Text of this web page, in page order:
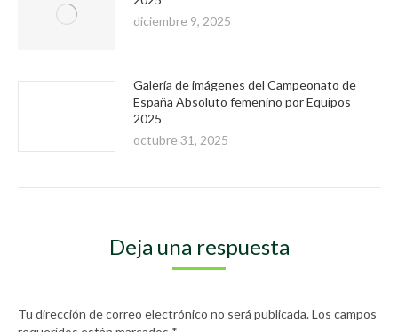
diciembre 9, 2025
Galería de imágenes del Campeonato de
España Absoluto femenino por Equipos
2025
octubre 31, 2025
Deja una respuesta
Tu dirección de correo electrónico no será publicada. Los campos